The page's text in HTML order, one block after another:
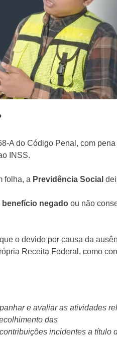
A do Código Penal, com
INSS.
folha, a Previdência Social
benefício negado ou não
o devido por causa da
Receita Federal, como
e avaliar as atividades
das
incidentes a